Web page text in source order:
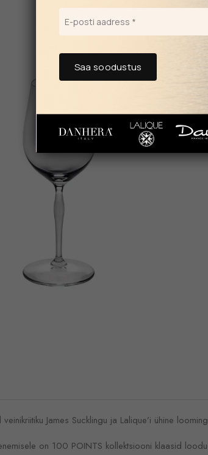
James Sucklingu ja Lalique’i ühine
on 100 POINTS kollektsiooni klaasid